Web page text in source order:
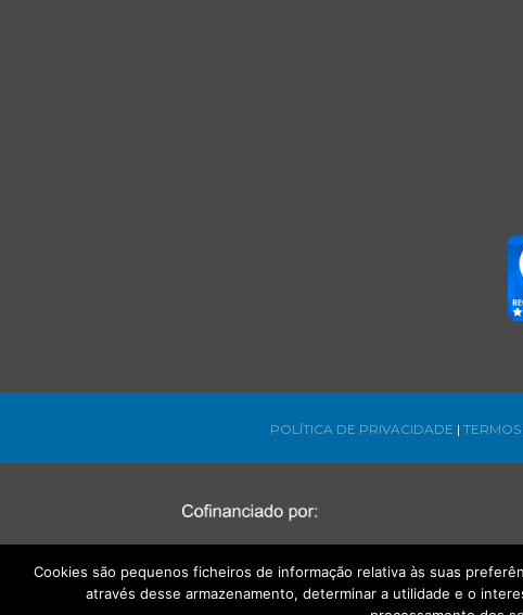
POLÍTICA DE PRIVACIDADE |
Cookies são pequenos ficheiros de informação relativa às suas
através desse armazenamento, determinar a utilidade e o